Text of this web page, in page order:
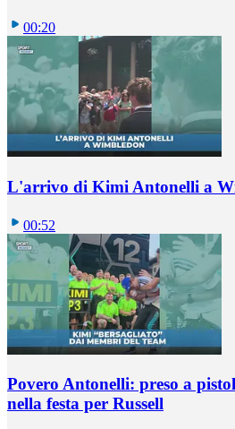
00:20
L'arrivo di Kimi Antonelli a
00:52
Povero Antonelli: preso a
nella festa per Russell